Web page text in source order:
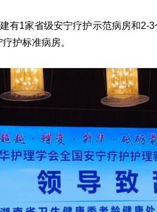
有1家省级安宁疗护示范病房和2-
护标准病房。